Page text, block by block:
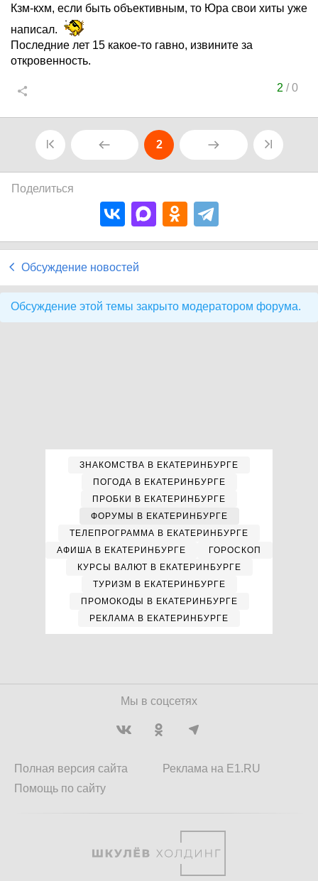
Кзм-кхм, если быть объективным, то Юра свои хиты уже
написал.
Последние лет 15 какое-то гавно, извините за
откровенность.
2 /0
2
Поделиться
Обсуждение новостей
Обсуждение этой темы закрыто модератором форума.
ЗНАКОМСТВА В ЕКАТЕРИНБУРГЕ
ПОГОДА В ЕКАТЕРИНБУРГЕ
ПРОБКИ В ЕКАТЕРИНБУРГЕ
ФОРУМЫ В ЕКАТЕРИНБУРГЕ
ТЕЛЕПРОГРАММА В ЕКАТЕРИНБУРГЕ
АФИША В ЕКАТЕРИНБУРГЕ
ГОРОСКОП
КУРСЫ ВАЛЮТ В ЕКАТЕРИНБУРГЕ
ТУРИЗМ В ЕКАТЕРИНБУРГЕ
ПРОМОКОДЫ В ЕКАТЕРИНБУРГЕ
РЕКЛАМА В ЕКАТЕРИНБУРГЕ
Мы в соцсетях
Полная версия сайта
Помощь по сайту
Реклама на E1.RU